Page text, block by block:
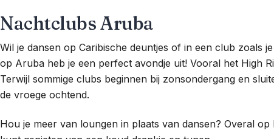
Nachtclubs Aruba
Wil je dansen op Caribische deuntjes of in een club zoals
op Aruba heb je een perfect avondje uit! Vooral het High
Terwijl sommige clubs beginnen bij zonsondergang en
de vroege ochtend.
Hou je meer van loungen in plaats van dansen? Overal